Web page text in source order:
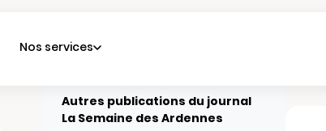
Nos services
Autres publications du journal
La Semaine des Ardennes